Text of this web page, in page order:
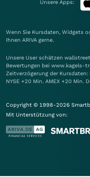
Unsere Apps:
Wenn Sie Kursdaten, Widgets
Ihnen ARIVA gerne.
Unsere User schätzen
Bewertungen bei www.kagels-
Zeitverzögerung der Kursdaten:
NYSE +20 Min. AMEX +20 Min.
Copyright © 1998-2026
Mit Unterstützung von: